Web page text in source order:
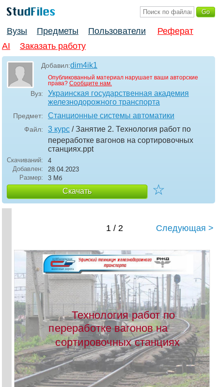
Вузы Предметы Пользователи
Реферат
AI
Заказать работу
Добавил:dim4ik1
Опубликованный материал нарушает ваши авторские
права? Сообщите нам.
Вуз:
Украинская государственная академия
железнодорожного транспорта
Предмет: Станционные системы автоматики
Файл: 3 курс / Занятие 2. Технология работ по
переработке вагонов на сортировочных
станциях.ppt
Скачиваний:
4
Добавлен:
28.04.2023
Размер:
3 Мб
Скачать ☆
1 / 2 Следующая >
Технология работ по
переработке вагонов на
сортировочных станциях